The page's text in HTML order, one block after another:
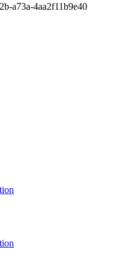
a73a-4aa2f11b9e40